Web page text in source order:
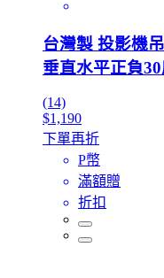
台灣製 投影機
垂直水平正負
(14)
$1,190
下單再折
P幣
滿額贈
折扣